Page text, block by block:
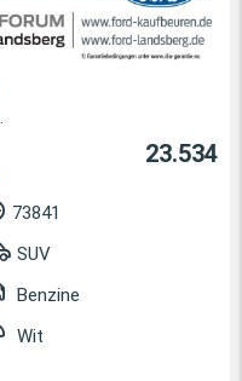
23.534
73841
SUV
Benzine
Wit